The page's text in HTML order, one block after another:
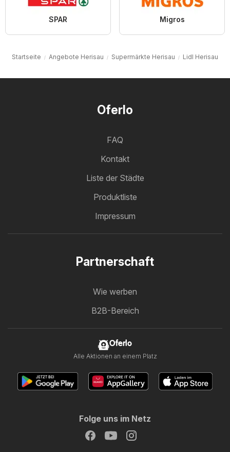
SPAR Migros
Startseite Angebote Herisau Supermärkte Herisau Lidl Herisau
Oferlo
FAQ
Kontakt
Liste der Städte
Produktliste
Impressum
Partnerschaft
Wie werben
B2B-Bereich
Oferlo
Alle Aktionen an einem Platz
Folge uns im Netz